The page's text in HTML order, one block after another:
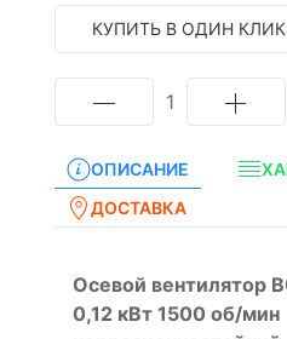
КУПИТЬ В ОДИН КЛИК
1
ОПИСАНИЕ
ДОСТАВКА
Осевой вентилятор
0,12 кВт 1500 об/мин